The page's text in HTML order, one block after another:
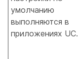
умолчанию
выполняются в
приложениях UC.